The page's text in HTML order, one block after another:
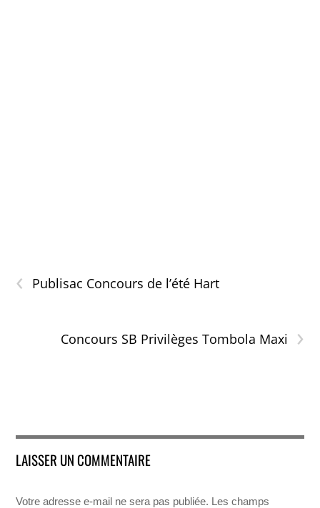
‹ Publisac Concours de l’été Hart
›
Concours SB Privilèges Tombola Maxi
LAISSER UN COMMENTAIRE
Votre adresse e-mail ne sera pas publiée. Les champs